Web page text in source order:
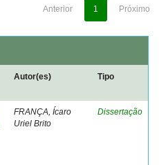
Anterior 1 Próximo
Autor(es) Tipo
FRANÇA, Ícaro
Uriel Brito
Dissertação